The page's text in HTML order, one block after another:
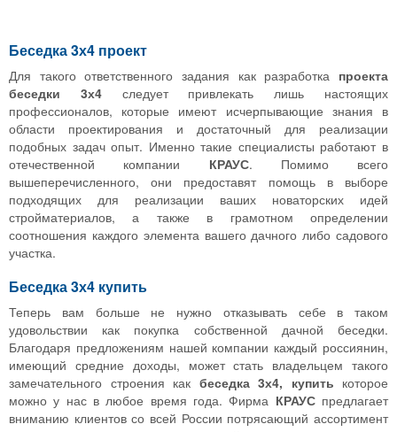
Беседка 3х4 проект
Для такого ответственного задания как разработка проекта
беседки 3х4следует привлекать лишь настоящих
профессионалов, которые имеют исчерпывающие знания в
области проектирования и достаточный для реализации
подобных задач опыт. Именно такие специалисты работают в
отечественной компании КРАУС. Помимо всего
вышеперечисленного, они предоставят помощь в выборе
подходящих для реализации ваших новаторских идей
стройматериалов, а также в грамотном определении
соотношения каждого элемента вашего дачного либо садового
участка.
Беседка 3х4 купить
Теперь вам больше не нужно отказывать себе в таком
удовольствии как покупка собственной дачной беседки.
Благодаря предложениям нашей компании каждый россиянин,
имеющий средние доходы, может стать владельцем такого
замечательного строения как беседка 3х4, купить которое
можно у нас в любое время года. Фирма КРАУСпредлагает
вниманию клиентов со всей России потрясающий ассортимент